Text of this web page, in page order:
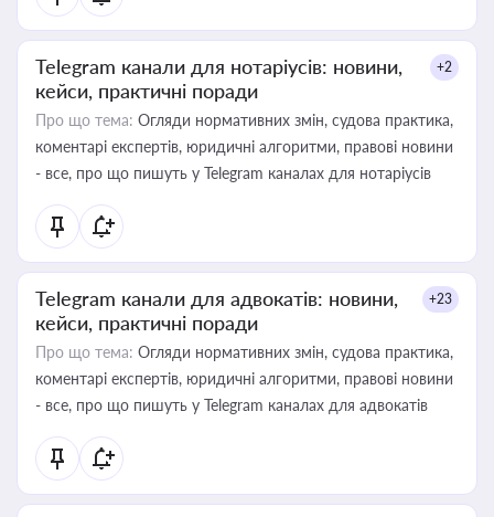
Telegram канали для нотаріусів: новини,
кейси, практичні поради
+2
Про що тема: Огляди нормативних змін, судова практика,
коментарі експертів, юридичні алгоритми, правові новини
- все, про що пишуть у Telegram каналах для нотаріусів
Telegram канали для адвокатів: новини,
кейси, практичні поради
+23
Про що тема: Огляди нормативних змін, судова практика,
коментарі експертів, юридичні алгоритми, правові новини
- все, про що пишуть у Telegram каналах для адвокатів